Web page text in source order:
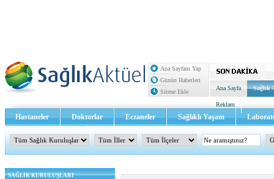
Ana Sayfam Yap
Günün Haberleri
Sitene Ekle
Ana Sayfa Sağlık
Reklam
Hastaneler Doktorlar Eczaneler Sağlıklı Yaşam
Sağlık TV - Video İletişim
SAĞLIK KURULUŞLARI